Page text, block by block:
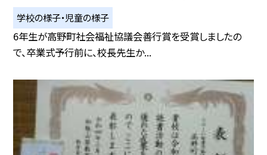
学校の様子・児童の様子
6年生が高野町社会福祉協議会善行賞を受賞しましたの
で、卒業式予行前に、校長先生か...